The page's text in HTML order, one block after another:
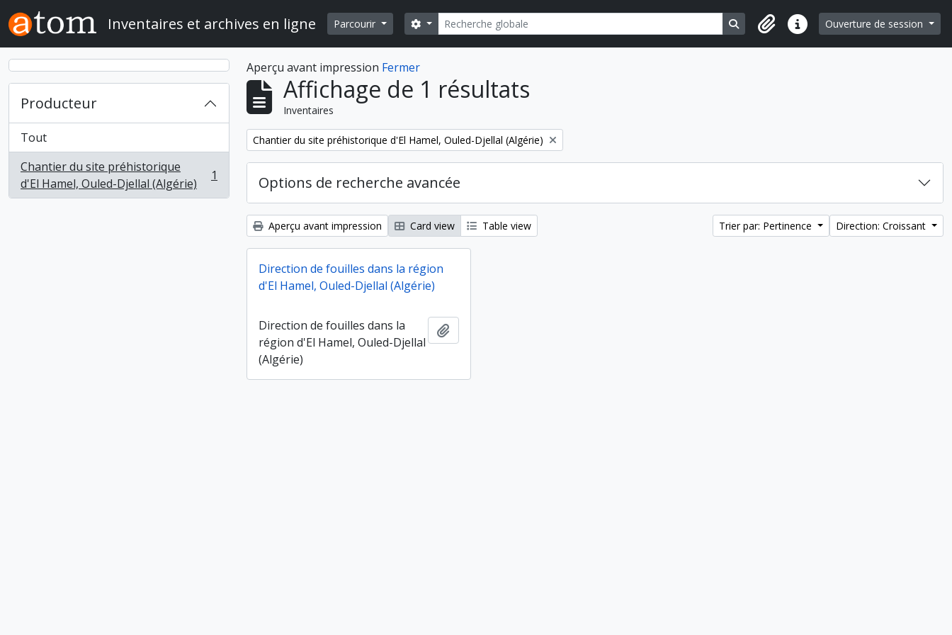
Skip to main content
Inventaires et archives en ligne Parcourir Rechercher
Search options Search in browse page
Liens rapidesOuverture de session
Producteur
Tout
Chantier du site préhistorique
d'El Hamel, Ouled-Djellal (Algérie)
, 1 résultats 1
Aperçu avant impression Fermer
Affichage de 1 résultats
Inventaires
Remove filter:
Chantier du site préhistorique d'El Hamel, Ouled-Djellal (Algérie)
Options de recherche avancée
Aperçu avant impression Card view Table view Trier par: Pertinence Direction: Croissant
Direction de fouilles dans la région
d'El Hamel, Ouled-Djellal (Algérie)
Direction de fouilles dans la
région d'El Hamel, Ouled-Djellal
(Algérie)